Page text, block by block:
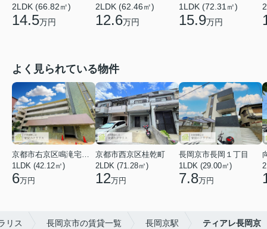
2LDK (66.82㎡)
14.5万円
2LDK (62.46㎡)
12.6万円
1LDK (72.31㎡)
15.9万円
よく見られている物件
京都市右京区鳴滝宅間町
1LDK (42.12㎡)
6万円
京都市西京区桂乾町
2LDK (71.28㎡)
12万円
長岡京市長岡１丁目
1LDK (29.00㎡)
7.8万円
リス 長岡京市の賃貸一覧 長岡京駅 ティアレ長岡京